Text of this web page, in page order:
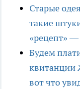
Старые
такие
«рецепт» —
Будем
квитанции
вот что